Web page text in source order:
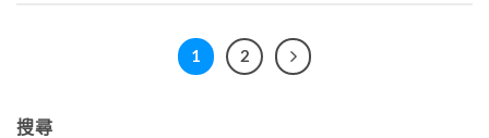
1 2
搜尋